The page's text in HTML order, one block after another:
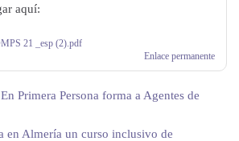
aquí:
21 _esp (2).pdf
Enlace permanente
Primera Persona forma a Agentes de
en Almería un curso inclusivo de